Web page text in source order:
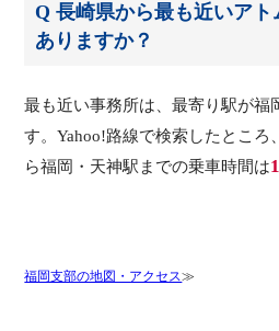
Q 長崎県から最も近いア
ありますか？
最も近い事務所は、最寄り駅が福
す。Yahoo!路線で検索したところ
ら福岡・天神駅までの乗車時間は
福岡支部の地図・アクセス